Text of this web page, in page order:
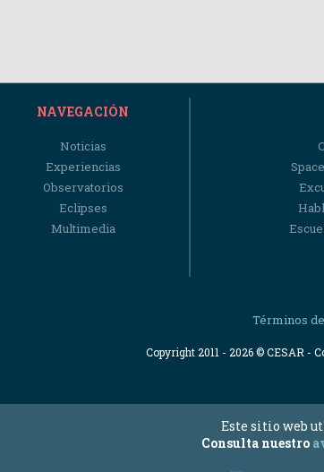
NAVEGACIÓN
Noticias
Experiencias
Observatorios
Eclipses
Multimedia
Términos
Copyright 2011 - 2026 © CESAR -
Este sitio web
Consulta nuestro